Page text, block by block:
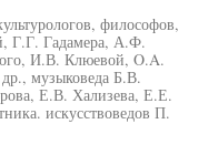
философов,
Г.Г. Гадамера, А.Ф.
И.В. Клюевой, O.A.
музыковеда Б.В.
Е.В. Хализева, Е.Е.
искусствоведов П.